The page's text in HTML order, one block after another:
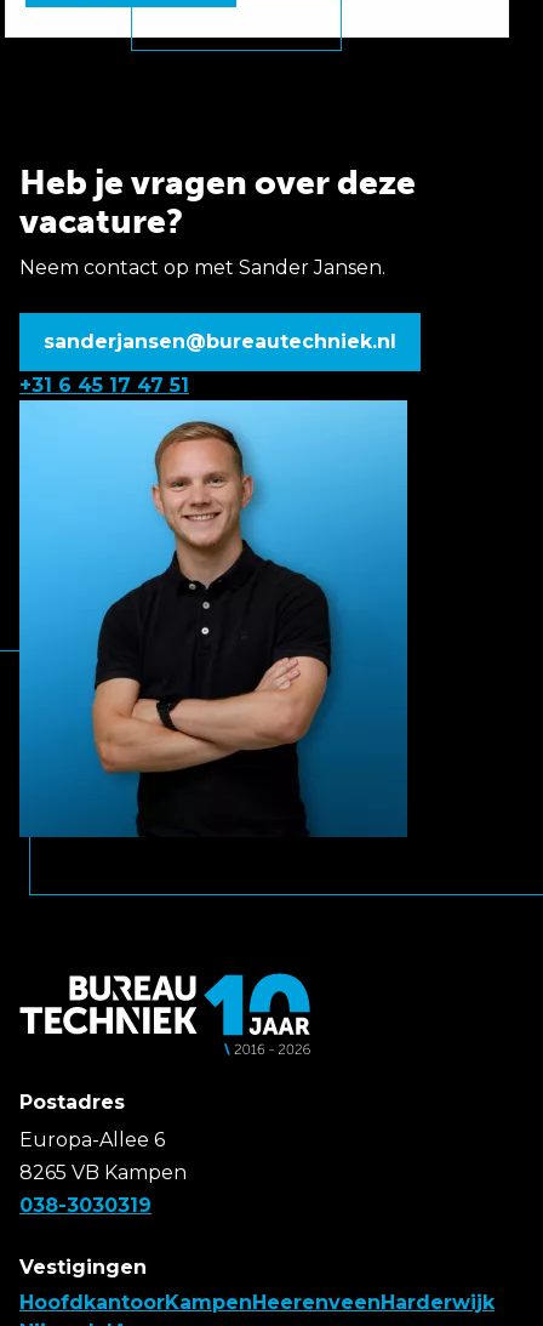
Heb je vragen over deze
vacature?
Neem contact op met Sander Jansen.
sanderjansen@bureautechniek.nl
+31 6 45 17 47 51
Postadres
Europa-Allee 6
8265 VB Kampen
038-3030319
Vestigingen
HoofdkantoorKampen Heerenveen Harderwijk